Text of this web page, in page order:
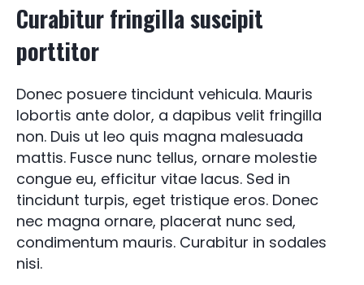
Curabitur fringilla suscipit
porttitor
Donec posuere tincidunt vehicula. Mauris
lobortis ante dolor, a dapibus velit fringilla
non. Duis ut leo quis magna malesuada
mattis. Fusce nunc tellus, ornare molestie
congue eu, efficitur vitae lacus. Sed in
tincidunt turpis, eget tristique eros. Donec
nec magna ornare, placerat nunc sed,
condimentum mauris. Curabitur in sodales
nisi.